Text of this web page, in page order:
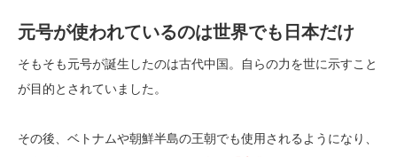
元号が使われているのは世界でも日本だけ
そもそも元号が誕生したのは古代中国。自らの力を世に示すこと
が目的とされていました。
その後、ベトナムや朝鮮半島の王朝でも使用されるようになり、